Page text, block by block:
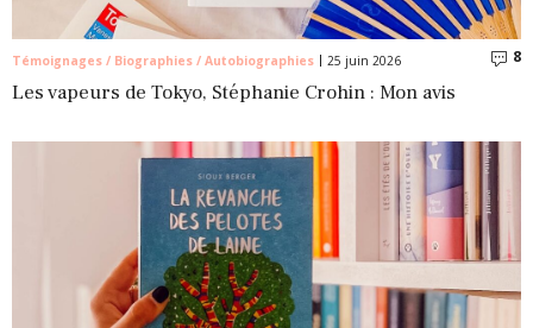
Témoignages / Biographies / Autobiographies 25 juin 2026 8
Les vapeurs de Tokyo, Stéphanie Crohin : Mon avis